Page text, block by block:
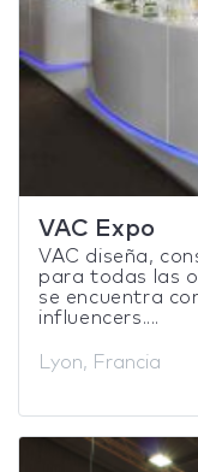
VAC Expo
VAC diseña,
para todas las
se encuentra
influencers....
Lyon, Francia